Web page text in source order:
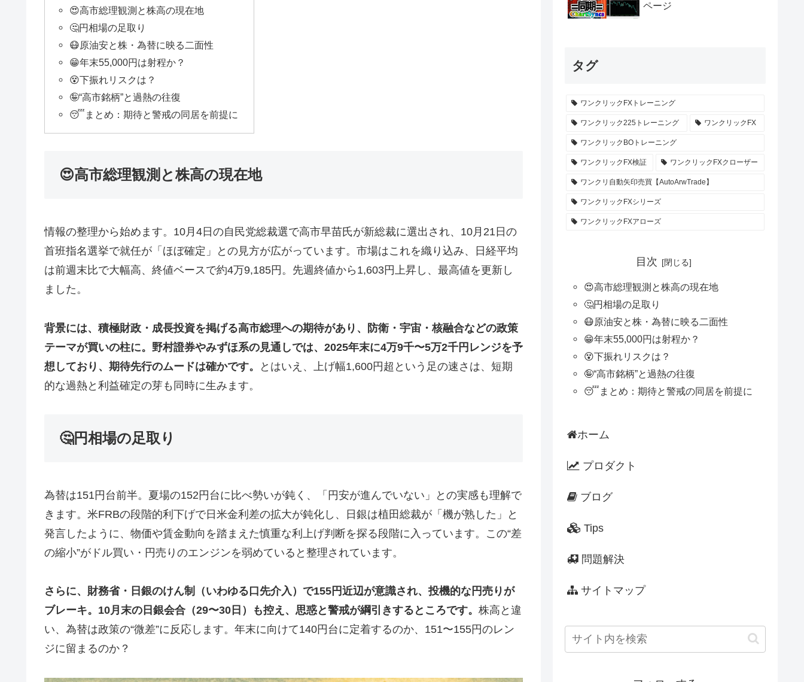
😍高市総理観測と株高の現在地
🤔円相場の足取り
😷原油安と株・為替に映る二面性
😁年末55,000円は射程か？
😵下振れリスクは？
🤪“高市銘柄”と過熱の往復
😴まとめ：期待と警戒の同居を前提に
😍高市総理観測と株高の現在地
情報の整理から始めます。10月4日の自民党総裁選で高市早苗氏が新総裁に選出され、10月21日の
首班指名選挙で就任が「ほぼ確定」との見方が広がっています。市場はこれを織り込み、日経平均
は前週末比で大幅高、終値ベースで約4万9,185円。先週終値から1,603円上昇し、最高値を更新し
ました。
背景には、積極財政・成長投資を掲げる高市総理への期待があり、防衛・宇宙・核融合などの政策
テーマが買いの柱に。野村證券やみずほ系の見通しでは、2025年末に4万9千〜5万2千円レンジを予
想しており、期待先行のムードは確かです。
とはいえ、上げ幅1,600円超という足の速さは、短期
的な過熱と利益確定の芽も同時に生みます。
🤔円相場の足取り
為替は151円台前半。夏場の152円台に比べ勢いが鈍く、「円安が進んでいない」との実感も理解で
きます。米FRBの段階的利下げで日米金利差の拡大が鈍化し、日銀は植田総裁が「機が熟した」と
発言したように、物価や賃金動向を踏まえた慎重な利上げ判断を探る段階に入っています。この“差
の縮小”がドル買い・円売りのエンジンを弱めていると整理されています。
さらに、財務省・日銀のけん制（いわゆる口先介入）で155円近辺が意識され、投機的な円売りが
ブレーキ。10月末の日銀会合（29〜30日）も控え、思惑と警戒が綱引きするところです。 株高と違
い、為替は政策の“微差”に反応します。年末に向けて140円台に定着するのか、151〜155円のレン
ジに留まるのか？
ページ
タグ
ワンクリックFXトレーニング
ワンクリック225トレーニング ワンクリックFX
ワンクリックBOトレーニング
ワンクリックFX検証 ワンクリックFXクローザー
ワンクリ自動矢印売買【AutoArwTrade】
ワンクリックFXシリーズ
ワンクリックFXアローズ
目次
😍高市総理観測と株高の現在地
🤔円相場の足取り
😷原油安と株・為替に映る二面性
😁年末55,000円は射程か？
😵下振れリスクは？
🤪“高市銘柄”と過熱の往復
😴まとめ：期待と警戒の同居を前提に
ホーム
プロダクト
ブログ
Tips
問題解決
サイトマップ